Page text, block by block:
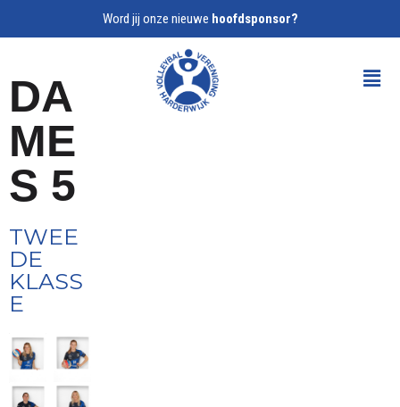
Word jij onze nieuwe hoofdsponsor?
DA
ME
S 5
TWEE
DE
KLASS
E